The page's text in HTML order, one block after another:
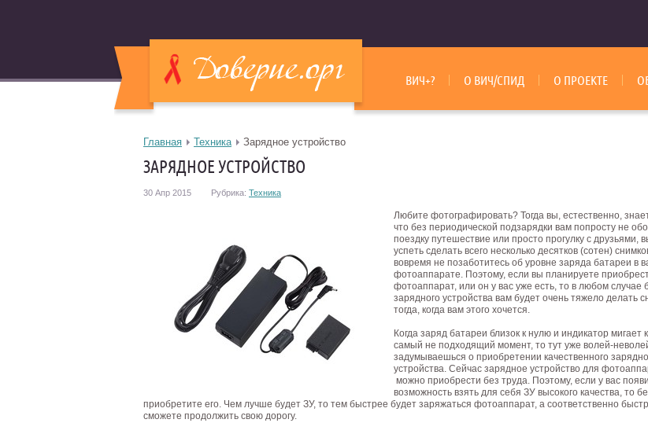
ВИЧ+? О ВИЧ/СПИД О ПРОЕКТЕ
Главная Техника Зарядное устройство
ЗАРЯДНОЕ УСТРОЙСТВО
30 Апр 2015 Рубрика: Техника
Любите фотографировать? Тогда вы, естественно,
что без периодической подзарядки вам попросту не
поездку путешествие или просто прогулку с друзьями,
успеть сделать всего несколько десятков (сотен)
вовремя не позаботитесь об уровне заряда батареи в
фотоаппарате. Поэтому, если вы планируете
фотоаппарат, или он у вас уже есть, то в любом случае
зарядного устройства вам будет очень тяжело делать
тогда, когда вам этого хочется.
Когда заряд батареи близок к нулю и индикатор мигает
самый не подходящий момент, то тут уже волей-
задумываешься о приобретении качественного
устройства. Сейчас зарядное устройство для
можно приобрести без труда. Поэтому, если у вас
возможность взять для себя ЗУ высокого качества, то
приобретите его. Чем лучше будет ЗУ, то тем быстрее будет заряжаться фотоаппарат, а соответственно
сможете продолжить свою дорогу.